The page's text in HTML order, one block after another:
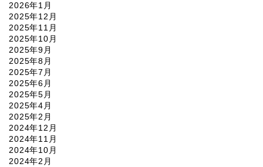
2026年1月
2025年12月
2025年11月
2025年10月
2025年9月
2025年8月
2025年7月
2025年6月
2025年5月
2025年4月
2025年2月
2024年12月
2024年11月
2024年10月
2024年2月